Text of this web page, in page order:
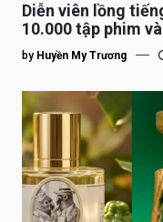
Diễn viên lồng
10.000 tập phim
nhất”
by Huyền My Trương